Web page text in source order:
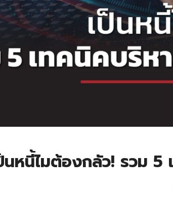
นหนี้ไมต้องกลัว! รวม 5